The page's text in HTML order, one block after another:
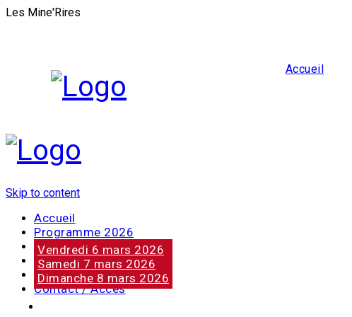
Les Mine'Rires
Accueil
Skip to content
Accueil
Programme 2026
Vendredi 6 mars 2026
Samedi 7 mars 2026
Dimanche 8 mars 2026
Notre marraine
Nos partenaires
Photos
Contact / Accès